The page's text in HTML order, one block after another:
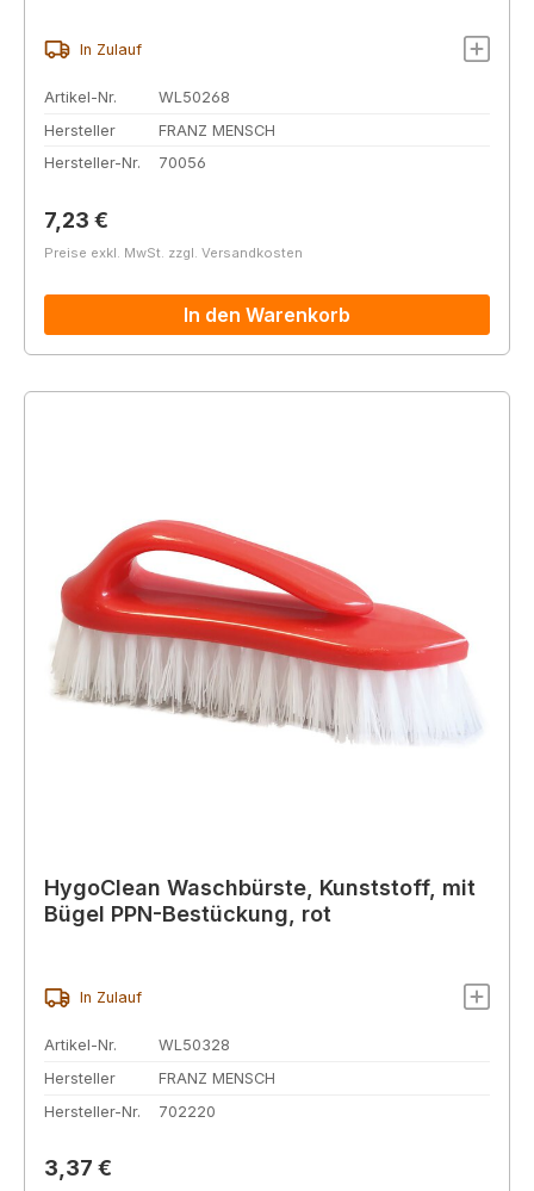
In Zulauf
Artikel-Nr.
WL50268
Hersteller
FRANZ MENSCH
Hersteller-Nr.
70056
Regulärer Preis:
7,23 €
Preise exkl. MwSt. zzgl. Versandkosten
In den Warenkorb
HygoClean Waschbürste, Kunststoff, mit
Bügel PPN-Bestückung, rot
In Zulauf
Artikel-Nr.
WL50328
Hersteller
FRANZ MENSCH
Hersteller-Nr.
702220
Regulärer Preis:
3,37 €